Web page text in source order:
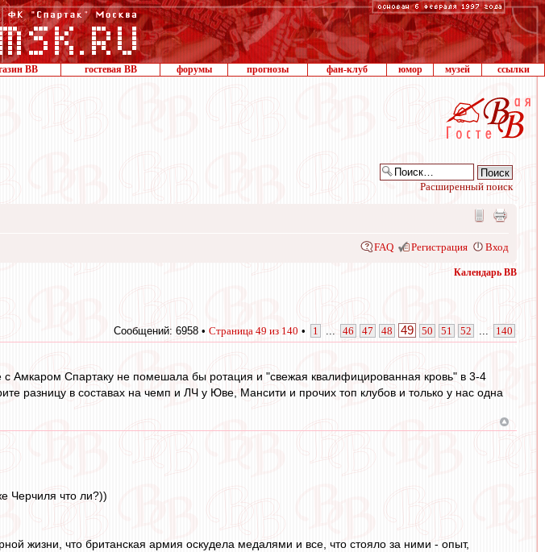
ВВ гостевая ВВ форумы прогнозы фан-клуб юмор музей ссылки
Расширенный поиск
FAQ Регистрация Вход
Календарь ВВ
Сообщений: 6958 • Страница 49 из 140 • 1 46 47 48 49 50 51 52 140
с Амкаром Спартаку не помешала бы ротация и "свежая квалифицированная кровь" в 3-4
разницу в составах на чемп и ЛЧ у Юве, Мансити и прочих топ клубов и только у нас одна
Черчиля что ли?))
жизни, что британская армия оскудела медалями и все, что стояло за ними - опыт,